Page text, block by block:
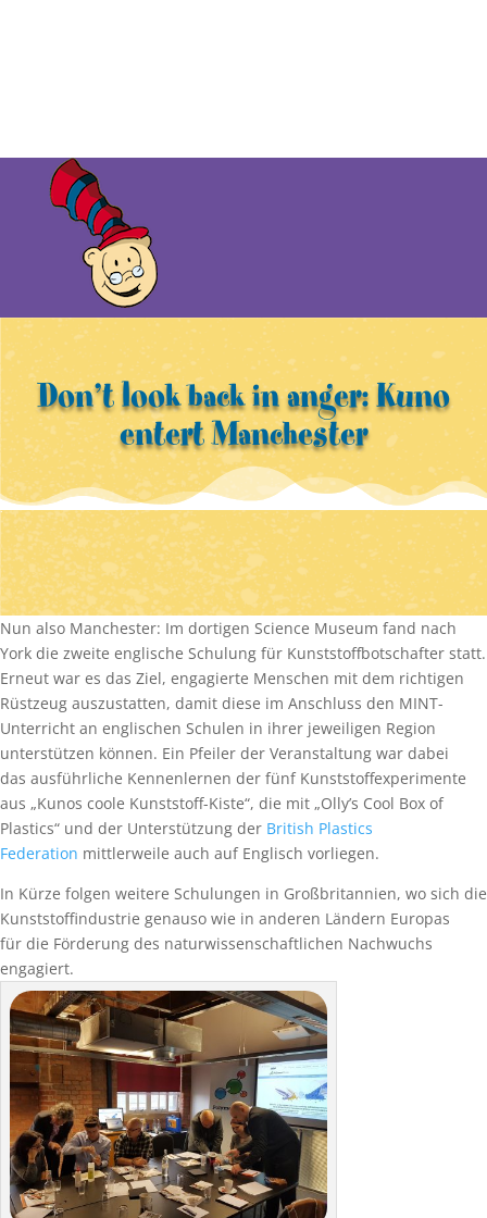
Don’t look back in anger: Kuno
entert Manchester
Nun also Manchester: Im dortigen Science Museum fand nach
York die zweite englische Schulung für Kunststoffbotschafter statt.
Erneut war es das Ziel, engagierte Menschen mit dem richtigen
Rüstzeug auszustatten, damit diese im Anschluss den MINT-
Unterricht an englischen Schulen in ihrer jeweiligen Region
unterstützen können. Ein Pfeiler der Veranstaltung war dabei
das ausführliche Kennenlernen der fünf Kunststoffexperimente
aus „Kunos coole Kunststoff-Kiste“, die mit „Olly’s Cool Box of
Plastics“ und der Unterstützung der British Plastics
Federation mittlerweile auch auf Englisch vorliegen.
In Kürze folgen weitere Schulungen in Großbritannien, wo sich die
Kunststoffindustrie genauso wie in anderen Ländern Europas
für die Förderung des naturwissenschaftlichen Nachwuchs
engagiert.